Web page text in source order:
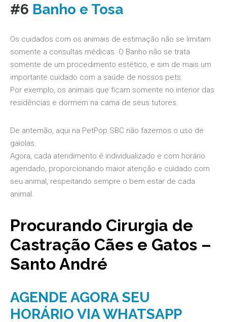
#6 Banho e Tosa
Os cuidados com os animais de estimação não se limitam
somente a consultas médicas. O Banho não se trata
somente de um procedimento estético, e sim de mais um
importante cuidado com a saúde de nossos pets.
Por exemplo, os animais que ficam somente no interior das
residências e dormem na cama de seus tutores.
De antemão, aqui na PetPop SBC não fazemos o uso de
gaiolas.
Agora, cada atendimento é individualizado e com horário
agendado, proporcionando maior atenção e cuidado com
seu animal, respeitando sempre o bem estar de cada
animal.
Procurando Cirurgia de
Castração Cães e Gatos –
Santo André
AGENDE AGORA SEU
HORÁRIO VIA WHATSAPP